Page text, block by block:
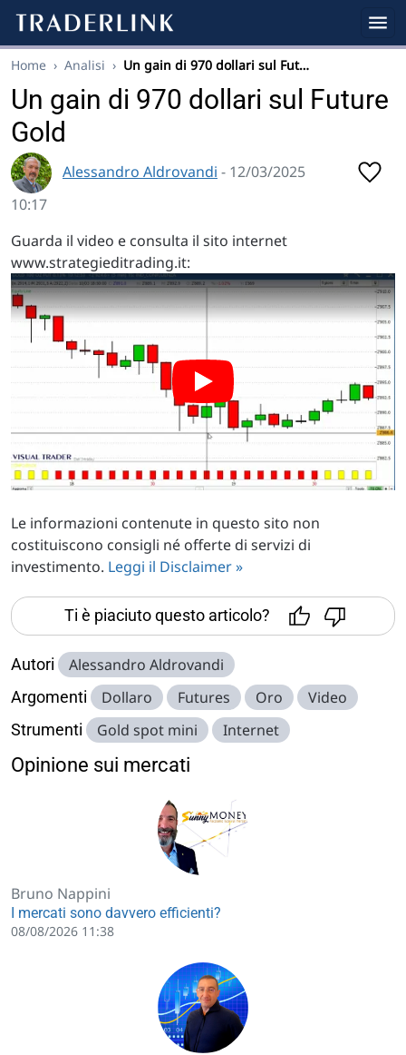
Home › Analisi › Un gain di 970 dollari sul Fut…
Un gain di 970 dollari sul Future
Gold
Alessandro Aldrovandi - 12/03/2025
10:17
Guarda il video e consulta il sito internet
www.strategieditrading.it:
Le informazioni contenute in questo sito non
costituiscono consigli né offerte di servizi di
investimento. Leggi il Disclaimer »
Ti è piaciuto questo articolo?
Autori Alessandro Aldrovandi
Argomenti Dollaro Futures Oro Video
Strumenti Gold spot mini Internet
Opinione sui mercati
Bruno Nappini
I mercati sono davvero efficienti?
08/08/2026 11:38